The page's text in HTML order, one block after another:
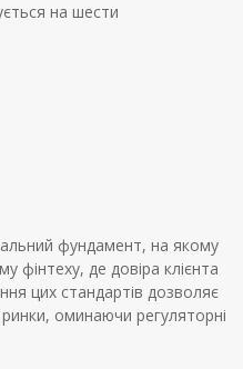
на шести
фундамент, на якому
фінтеху, де довіра клієнта
цих стандартів дозволяє
оминаючи регуляторні